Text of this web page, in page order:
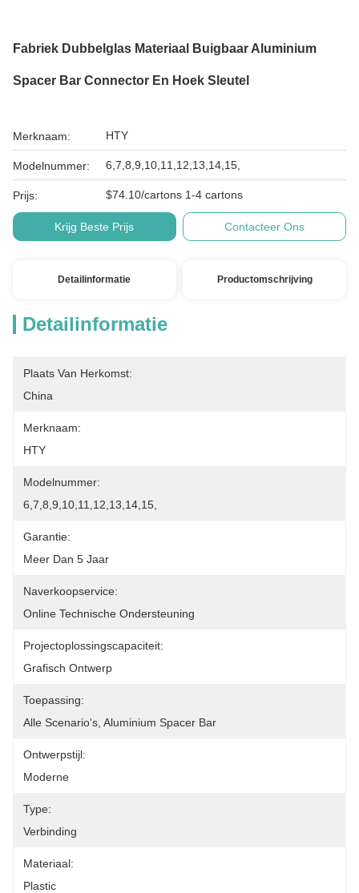
Fabriek Dubbelglas Materiaal Buigbaar Aluminium
Spacer Bar Connector En Hoek Sleutel
Merknaam: HTY
Modelnummer: 6,7,8,9,10,11,12,13,14,15,
Prijs: $74.10/cartons 1-4 cartons
Krijg Beste Prijs Contacteer Ons
Detailinformatie Productomschrijving
Detailinformatie
Plaats Van Herkomst:
China
Merknaam:
HTY
Modelnummer:
6,7,8,9,10,11,12,13,14,15,
Garantie:
Meer Dan 5 Jaar
Naverkoopservice:
Online Technische Ondersteuning
Projectoplossingscapaciteit:
Grafisch Ontwerp
Toepassing:
Alle Scenario's, Aluminium Spacer Bar
Ontwerpstijl:
Moderne
Type:
Verbinding
Materiaal:
Plastic